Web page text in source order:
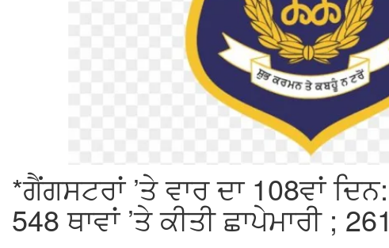
*ਗੈਂਗਸਟਰਾਂ ’ਤੇ ਵਾਰ ਦਾ 108ਵਾਂ
548 ਥਾਵਾਂ ’ਤੇ ਕੀਤੀ ਛਾਪੇਮਾਰੀ ;